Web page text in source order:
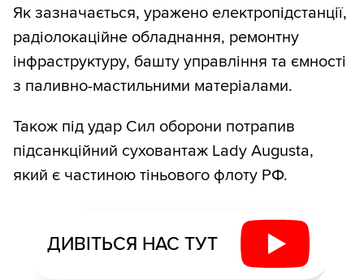
Як зазначається, уражено електропідстанції,
радіолокаційне обладнання, ремонтну
інфраструктуру, башту управління та ємності
з паливно-мастильними матеріалами.
Також під удар Сил оборони потрапив
підсанкційний суховантаж Lady Augusta,
який є частиною тіньового флоту РФ.
ДИВІТЬСЯ НАС ТУТ